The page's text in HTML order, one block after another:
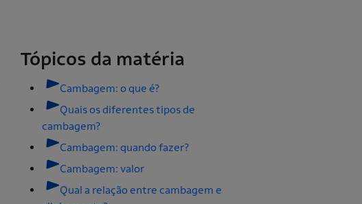
Tópicos da matéria
Cambagem: o que é?
Quais os diferentes tipos de
cambagem?
Cambagem: quando fazer?
Cambagem: valor
Qual a relação entre cambagem e